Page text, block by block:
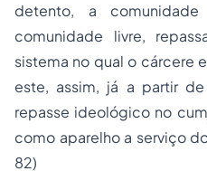
detento, a
comunidade livre,
sistema no qual o cárcere
este, assim, já a partir
repasse ideológico no
como aparelho a serviço
82)